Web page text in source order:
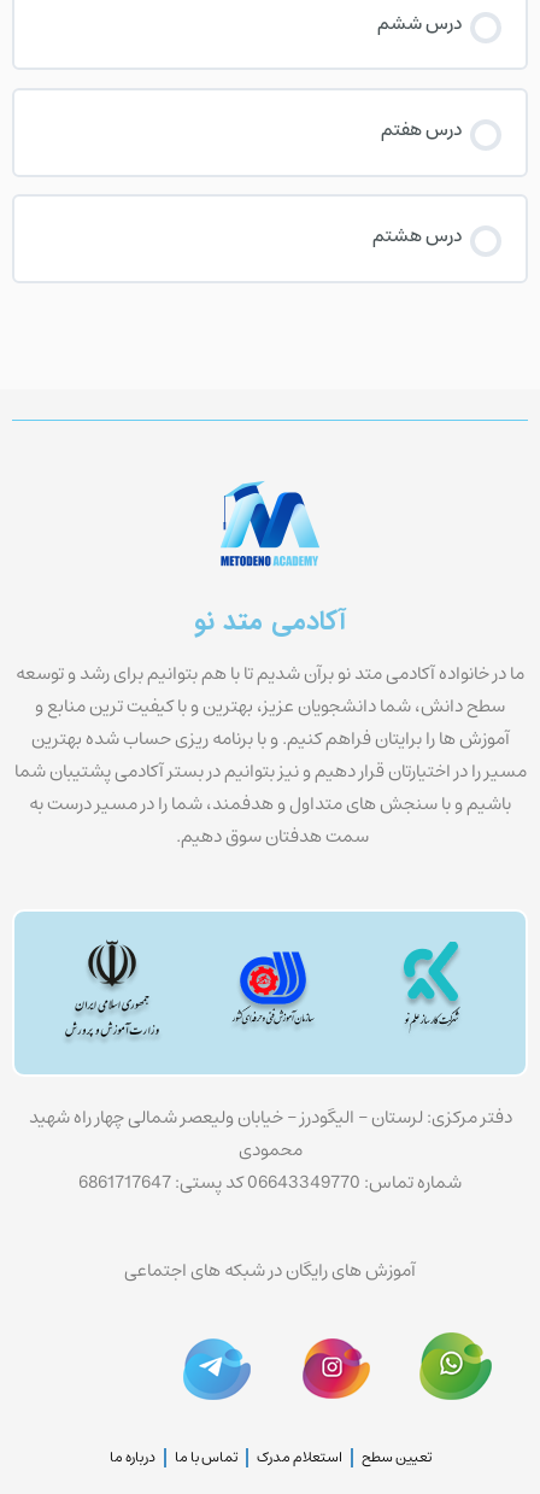
درس ششم
درس هفتم
درس هشتم
آکادمی متد نو
ما در خانواده آکادمی متد نو برآن شدیم تا با هم بتوانیم برای رشد و توسعه
سطح دانش، شما دانشجویان عزیز، بهترین و با کیفیت ترین منابع و
آموزش ها را برایتان فراهم کنیم. و با برنامه ریزی حساب شده بهترین
مسیر را در اختیارتان قرار دهیم و نیز بتوانیم در بستر آکادمی پشتیبان شما
باشیم و با سنجش های متداول و هدفمند، شما را در مسیر درست به
سمت هدفتان سوق دهیم.
دفتر مرکزی: لرستان – الیگودرز – خیابان ولیعصر شمالی چهار راه شهید
محمودی
شماره تماس: 06643349770 کد پستی: 6861717647
آموزش های رایگان در شبکه های اجتماعی
تعیین سطح استعلام مدرک تماس با ما درباره ما